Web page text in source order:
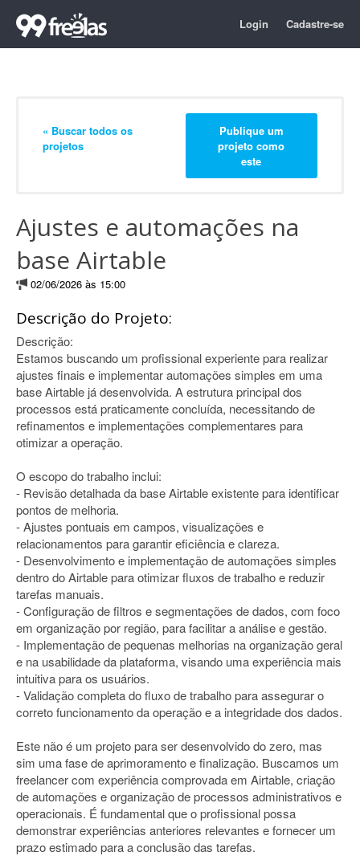
Login Cadastre-se
« Buscar todos os
projetos
Publique um
projeto como
este
Ajustes e automações na
base Airtable
02/06/2026 às 15:00
Descrição do Projeto:
Descrição:
Estamos buscando um profissional experiente para realizar
ajustes finais e implementar automações simples em uma
base Airtable já desenvolvida. A estrutura principal dos
processos está praticamente concluída, necessitando de
refinamentos e implementações complementares para
otimizar a operação.
O escopo do trabalho inclui:
- Revisão detalhada da base Airtable existente para identificar
pontos de melhoria.
- Ajustes pontuais em campos, visualizações e
relacionamentos para garantir eficiência e clareza.
- Desenvolvimento e implementação de automações simples
dentro do Airtable para otimizar fluxos de trabalho e reduzir
tarefas manuais.
- Configuração de filtros e segmentações de dados, com foco
em organização por região, para facilitar a análise e gestão.
- Implementação de pequenas melhorias na organização geral
e na usabilidade da plataforma, visando uma experiência mais
intuitiva para os usuários.
- Validação completa do fluxo de trabalho para assegurar o
correto funcionamento da operação e a integridade dos dados.
Este não é um projeto para ser desenvolvido do zero, mas
sim uma fase de aprimoramento e finalização. Buscamos um
freelancer com experiência comprovada em Airtable, criação
de automações e organização de processos administrativos e
operacionais. É fundamental que o profissional possa
demonstrar experiências anteriores relevantes e fornecer um
prazo estimado para a conclusão das tarefas.